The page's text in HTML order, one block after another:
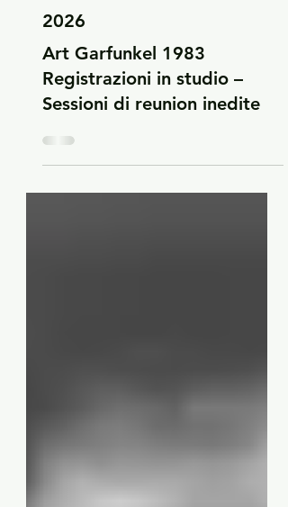
3 giorni fa
2026
Art Garfunkel 1983
Registrazioni in studio –
Sessioni di reunion inedite